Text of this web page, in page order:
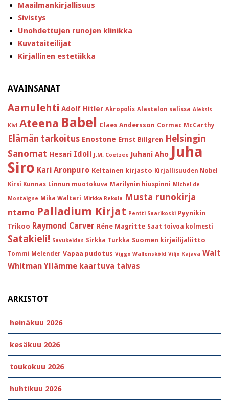
Maailmankirjallisuus
Sivistys
Unohdettujen runojen klinikka
Kuvataiteilijat
Kirjallinen estetiikka
AVAINSANAT
Aamulehti Adolf Hitler Akropolis Alastalon salissa Aleksis
Kivi Ateena Babel Claes Andersson Cormac McCarthy
Elämän tarkoitus Enostone Ernst Billgren Helsingin
Sanomat Hesari Idoli J.M. Coetzee Juhani Aho Juha
Siro Kari Aronpuro Keltainen kirjasto Kirjallisuuden Nobel
Kirsi Kunnas Linnun muotokuva Marilynin hiuspinni Michel de
Montaigne Mika Waltari Mirkka Rekola Musta runokirja
ntamo Palladium Kirjat Pentti Saarikoski Pyynikin
Trikoo Raymond Carver Réne Magritte Saat toivoa kolmesti
Satakieli! Savukeidas Sirkka Turkka Suomen kirjailijaliitto
Tommi Melender Vapaa pudotus Viggo Wallensköld Viljo Kajava Walt
Whitman Yllämme kaartuva taivas
ARKISTOT
heinäkuu 2026
kesäkuu 2026
toukokuu 2026
huhtikuu 2026